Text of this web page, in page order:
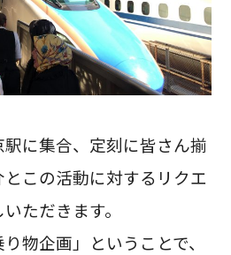
に集合、定刻に皆さん揃
この活動に対するリクエ
ただきます。
物企画」ということで、